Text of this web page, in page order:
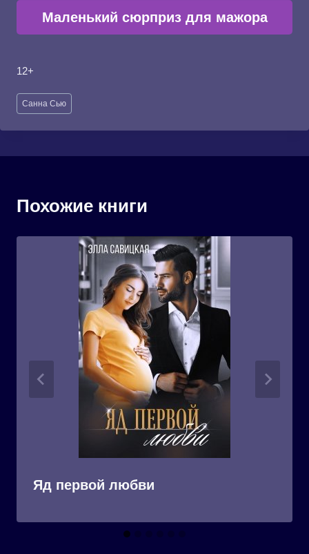
Маленький сюрприз для мажора
12+
Метки
записи:
Санна Сью
Похожие книги
Яд первой любви